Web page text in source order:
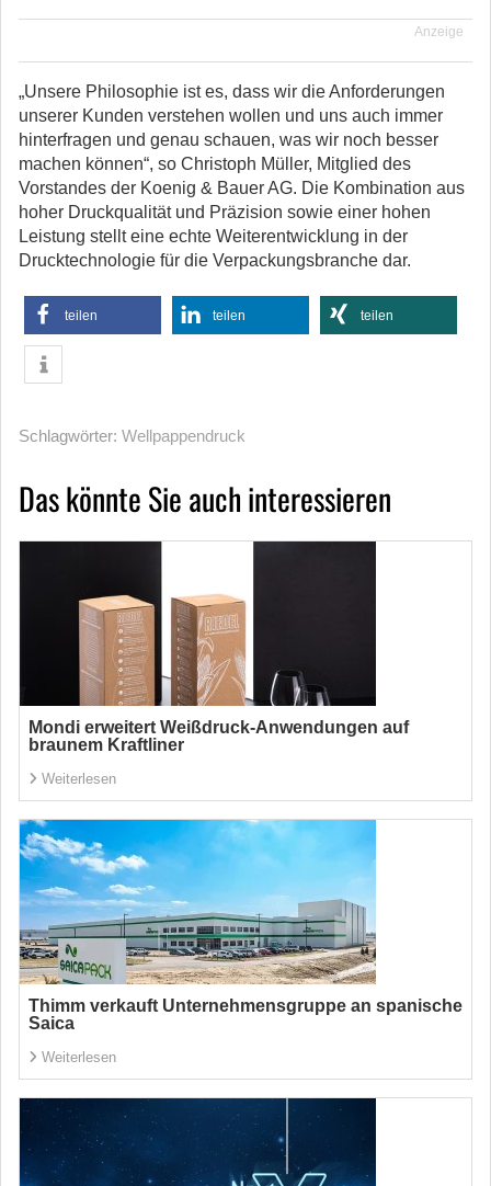
Anzeige
„Unsere Philosophie ist es, dass wir die Anforderungen
unserer Kunden verstehen wollen und uns auch immer
hinterfragen und genau schauen, was wir noch besser
machen können“, so Christoph Müller, Mitglied des
Vorstandes der Koenig & Bauer AG. Die Kombination aus
hoher Druckqualität und Präzision sowie einer hohen
Leistung stellt eine echte Weiterentwicklung in der
Drucktechnologie für die Verpackungsbranche dar.
teilen teilen teilen
Schlagwörter: Wellpappendruck
Das könnte Sie auch interessieren
Mondi erweitert Weißdruck-Anwendungen auf
braunem Kraftliner
Weiterlesen
Thimm verkauft Unternehmensgruppe an spanische
Saica
Weiterlesen